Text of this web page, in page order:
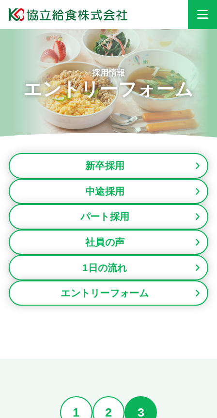
事業情報
安心・安全への取り組み
採用情報
お知らせ
採用情報
エントリーフォーム
新卒採用
中途採用
パート採用
社員の声
1日の流れ
エントリーフォーム
1 2 3